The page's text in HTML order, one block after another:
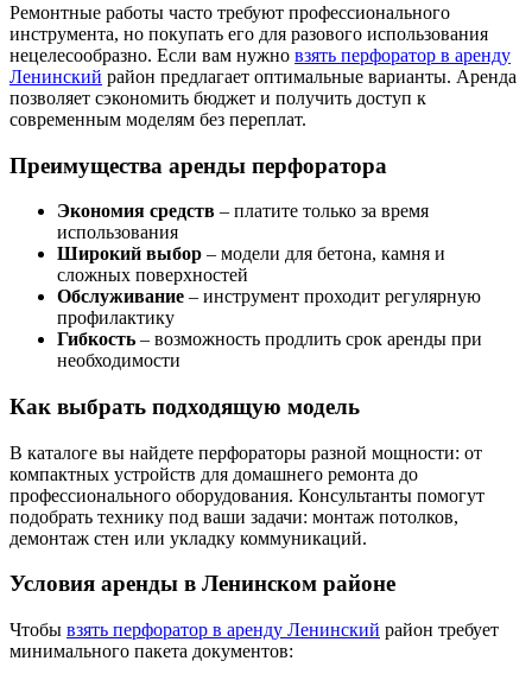
Ремонтные работы часто требуют профессионального
инструмента, но покупать его для разового использования
нецелесообразно. Если вам нужно взять перфоратор в аренду
Ленинский район предлагает оптимальные варианты. Аренда
позволяет сэкономить бюджет и получить доступ к
современным моделям без переплат.
Преимущества аренды перфоратора
Экономия средств – платите только за время
использования
Широкий выбор – модели для бетона, камня и
сложных поверхностей
Обслуживание – инструмент проходит регулярную
профилактику
Гибкость – возможность продлить срок аренды при
необходимости
Как выбрать подходящую модель
В каталоге вы найдете перфораторы разной мощности: от
компактных устройств для домашнего ремонта до
профессионального оборудования. Консультанты помогут
подобрать технику под ваши задачи: монтаж потолков,
демонтаж стен или укладку коммуникаций.
Условия аренды в Ленинском районе
Чтобы взять перфоратор в аренду Ленинский район требует
минимального пакета документов: